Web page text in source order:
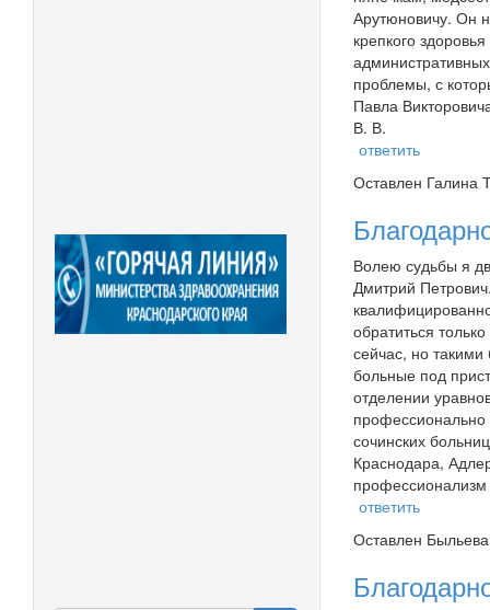
Арутюновичу. Он
крепкого
проблемы, с
Павла
В. В.
ответить
Оставлен Галина
Волею судьбы я
Дмитрий
обратиться
сейчас, но
больные под
отделении
профессионально
сочинских
Краснодара,
профессионализм
ответить
Оставлен